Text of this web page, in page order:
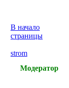
В начало
страницы
strom
Модератор